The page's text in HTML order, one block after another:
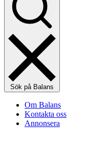
Sök på Balans
Om Balans
Kontakta oss
Annonsera